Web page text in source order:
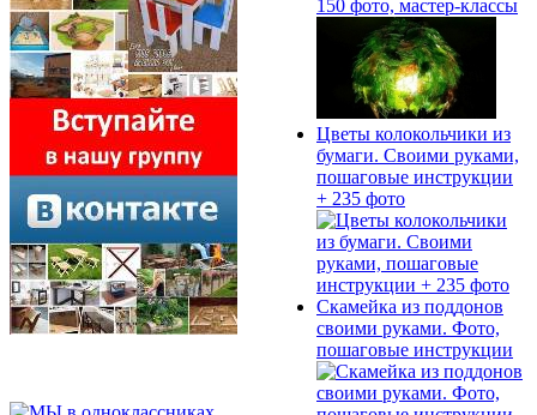
150 фото, мастер-классы
Цветы колокольчики из
бумаги. Своими руками,
пошаговые инструкции
+ 235 фото
Скамейка из поддонов
своими руками. Фото,
пошаговые инструкции